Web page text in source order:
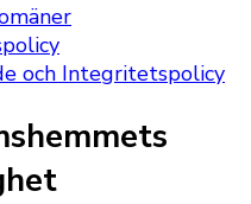
och Integritetspolicy